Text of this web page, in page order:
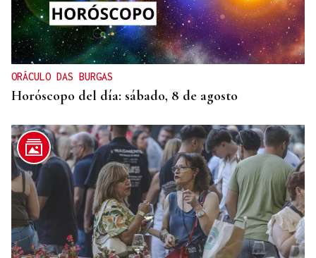
ORÁCULO DAS BURGAS
Horóscopo del día: sábado, 8 de agosto